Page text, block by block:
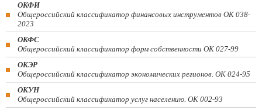
ОКФИ
Общероссийский классификатор финансовых инструментов OK 038-
2023
ОКФС
Общероссийский классификатор форм собственности ОК 027-99
ОКЭР
Общероссийский классификатор экономических регионов. ОК 024-95
ОКУН
Общероссийский классификатор услуг населению. ОК 002-93